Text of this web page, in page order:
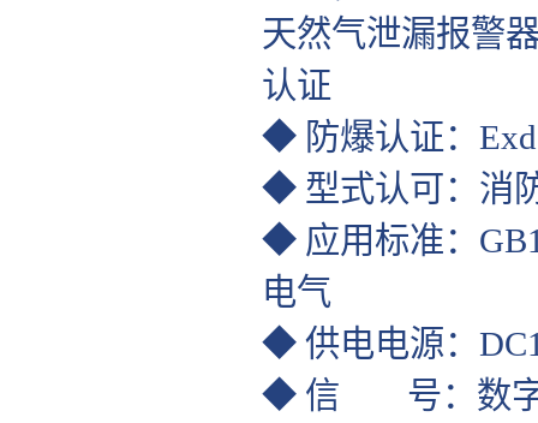
天然气泄漏报警
认证
◆ 防爆认证：
◆ 型式认可：消
◆ 应用标准：
电气
◆ 供电电源：
◆ 信 号：数字